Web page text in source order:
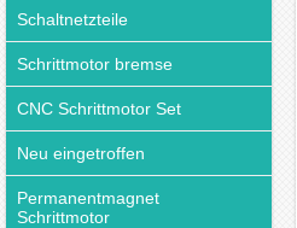
Schaltnetzteile
Schrittmotor bremse
CNC Schrittmotor Set
Neu eingetroffen
Permanentmagnet
Schrittmotor